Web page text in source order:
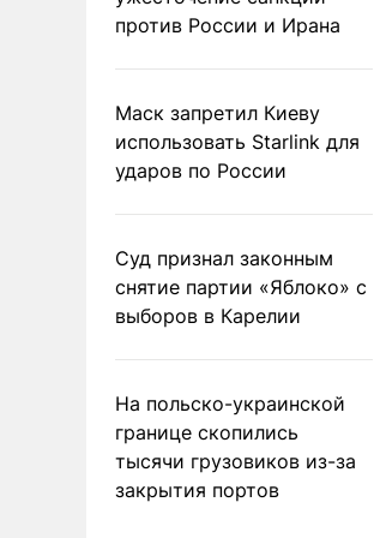
против России и Ирана
Маск запретил Киеву
использовать Starlink для
ударов по России
Суд признал законным
снятие партии «Яблоко» с
выборов в Карелии
На польско-украинской
границе скопились
тысячи грузовиков из-за
закрытия портов